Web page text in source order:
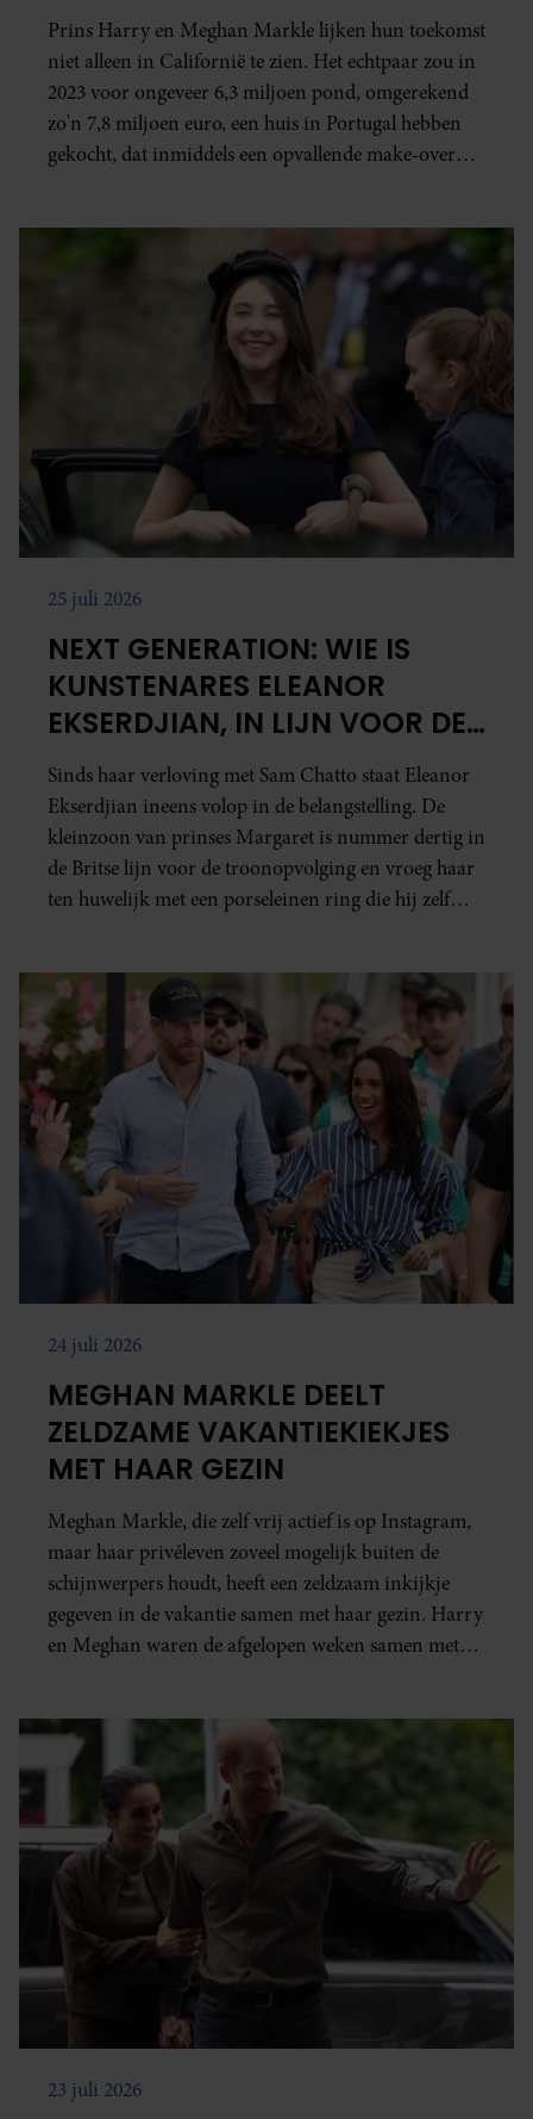
gaat akkoord met onze cookies als u onze website blijft
gebruiken.
MARKLE IN PORTUGAL?
Prins Harry en Meghan Markle lijken hun toekomst
niet alleen in Californië te zien. Het echtpaar zou in
2023 voor ongeveer 6,3 miljoen pond, omgerekend
zo'n 7,8 miljoen euro, een huis in Portugal hebben
gekocht, dat inmiddels een opvallende make-over
25 juli 2026
NEXT GENERATION: WIE IS
KUNSTENARES ELEANOR
EKSERDJIAN, IN LIJN VOOR DE
BRITSE TROONOPVOLGING?
Sinds haar verloving met Sam Chatto staat Eleanor
Ekserdjian ineens volop in de belangstelling. De
kleinzoon van prinses Margaret is nummer dertig in
de Britse lijn voor de troonopvolging en vroeg haar
ten huwelijk met een porseleinen ring die hij zelf
24 juli 2026
MEGHAN MARKLE DEELT
ZELDZAME VAKANTIEKIEKJES
MET HAAR GEZIN
Meghan Markle, die zelf vrij actief is op Instagram,
maar haar privéleven zoveel mogelijk buiten de
schijnwerpers houdt, heeft een zeldzaam inkijkje
gegeven in de vakantie samen met haar gezin. Harry
en Meghan waren de afgelopen weken samen met
23 juli 2026